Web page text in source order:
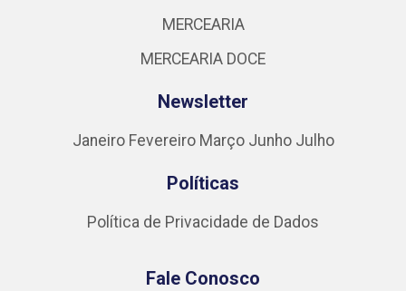
MERCEARIA
MERCEARIA DOCE
Newsletter
Janeiro Fevereiro Março Junho Julho
Políticas
Política de Privacidade de Dados
Fale Conosco